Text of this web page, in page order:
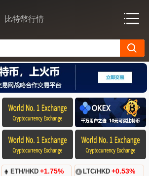
比特幣行情
ETH/HKD +1.75% LTC/HKD +0.53%